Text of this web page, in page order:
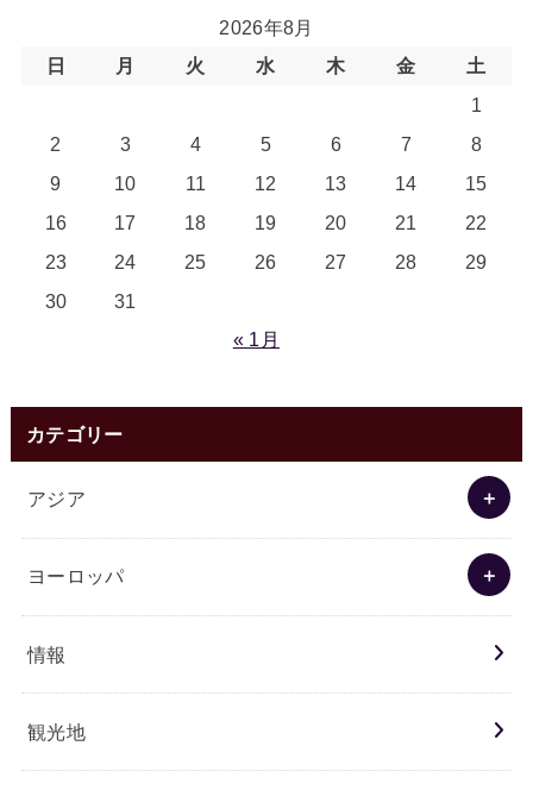
2026年8月
日
月 火 水 木 金
土
1
2
3 4 5 6 7
8
9
10 11 12 13 14
15
16
17 18 19 20 21
22
23
24 25 26 27 28
29
30
31
« 1月
カテゴリー
アジア
ヨーロッパ
情報
観光地